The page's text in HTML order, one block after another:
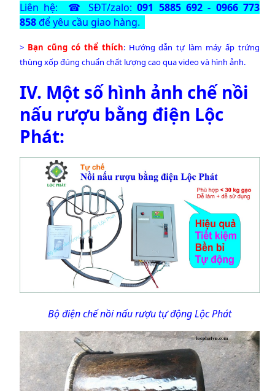
Liên hệ: ☎ SĐT/zalo:091 5885 692 - 0966 773
858để yêu cầu giao hàng.
> Bạn cũng có thể thích: Hướng dẫn tự làm máy ấp trứng
thùng xốp đúng chuẩn chất lượng cao qua video và hình ảnh.
IV. Một số hình ảnh chế nồi
nấu rượu bằng điện Lộc
Phát:
Bộ điện chế nồi nấu rượu tự động Lộc Phát